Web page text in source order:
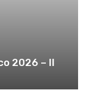
2026 – Il